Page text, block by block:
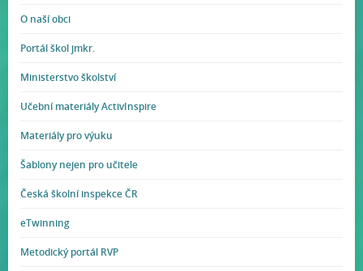
O naší obci
Portál škol jmkr.
Ministerstvo školství
Učební materiály ActivInspire
Materiály pro výuku
Šablony nejen pro učitele
Česká školní inspekce ČR
eTwinning
Metodický portál RVP